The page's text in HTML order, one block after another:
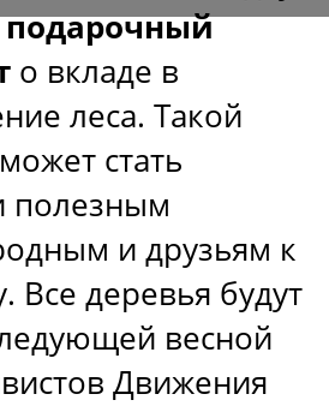
5
– посади
подарочный
о вкладе в
леса. Такой
стать
и друзьям к
Все деревья будут
весной
Движения